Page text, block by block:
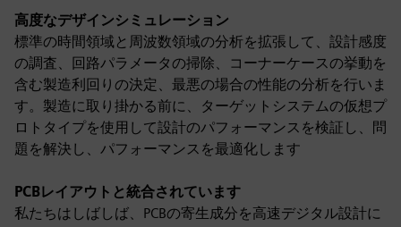
高度なデザインシミュレーション
標準の時間領域と周波数領域の分析を拡張して、設計感度
の調査、回路パラメータの掃除、コーナーケースの挙動を
含む製造利回りの決定、最悪の場合の性能の分析を行いま
す。製造に取り掛かる前に、ターゲットシステムの仮想プ
ロトタイプを使用して設計のパフォーマンスを検証し、問
題を解決し、パフォーマンスを最適化します
PCBレイアウトと統合されています
私たちはしばしば、PCBの寄生成分を高速デジタル設計に